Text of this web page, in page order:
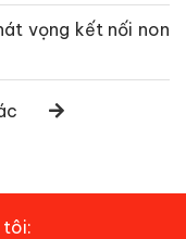
vọng kết nối non
tôi: